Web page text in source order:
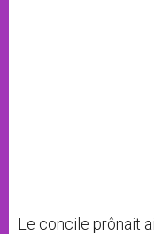
Le concile prônait